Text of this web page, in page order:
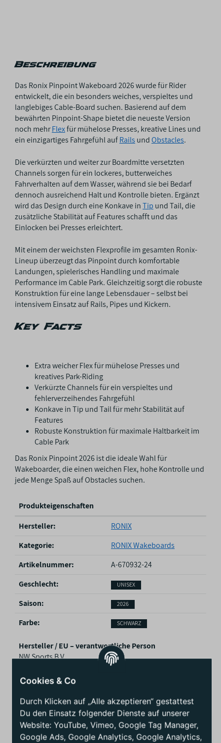
Beschreibung
Das Ronix Pinpoint Wakeboard 2026 wurde für Rider
entwickelt, die ein besonders weiches, verspieltes und
langlebiges Cable-Board suchen. Basierend auf dem
bewährten Pinpoint-Shape bietet die neueste Version
noch mehrFlexfür mühelose Presses, kreative Lines und
ein einzigartiges Fahrgefühl aufRails undObstacles.
Die verkürzten und weiter zur Boardmitte versetzten
Channels sorgen für ein lockeres, butterweiches
Fahrverhalten auf dem Wasser, während sie bei Bedarf
dennoch ausreichend Halt und Kontrolle bieten. Ergänzt
wird das Design durch eine Konkave inTip und Tail, die
zusätzliche Stabilität auf Features schafft und das
Einlocken bei Presses erleichtert.
Mit einem der weichsten Flexprofile im gesamten Ronix-
Lineup überzeugt das Pinpoint durch komfortable
Landungen, spielerisches Handling und maximale
Performance im Cable Park. Gleichzeitig sorgt die robuste
Konstruktion für eine lange Lebensdauer – selbst bei
intensivem Einsatz auf Rails, Pipes und Kickern.
Key Facts
Extra weicher Flex für mühelose Presses und
kreatives Park-Riding
Verkürzte Channels für ein verspieltes und
fehlerverzeihendes Fahrgefühl
Konkave in Tip und Tail für mehr Stabilität auf
Features
Robuste Konstruktion für maximale Haltbarkeit im
Cable Park
Das Ronix Pinpoint 2026 ist die ideale Wahl für
Wakeboarder, die einen weichen Flex, hohe Kontrolle und
jede Menge Spaß auf Obstacles suchen.
Produkteigenschaften
Hersteller:
RONIX
Kategorie:
RONIX Wakeboards
Artikelnummer:
A-670932-24
Geschlecht‍:
UNISEX
Saison‍: 2026
Farbe‍: SCHWARZ
Hersteller / EU – verantwortliche Person
NW Sports B.V.
Harderwijk
Cookies & Co
Durch Klicken auf „Alle akzeptieren“ gestattest
Du den Einsatz folgender Dienste auf unserer
Website: YouTube, Vimeo, Google Tag Manager,
Google Ads, Google Analytics, Google Analytics,